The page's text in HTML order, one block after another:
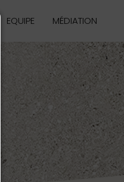
EQUIPE MÉDIATION